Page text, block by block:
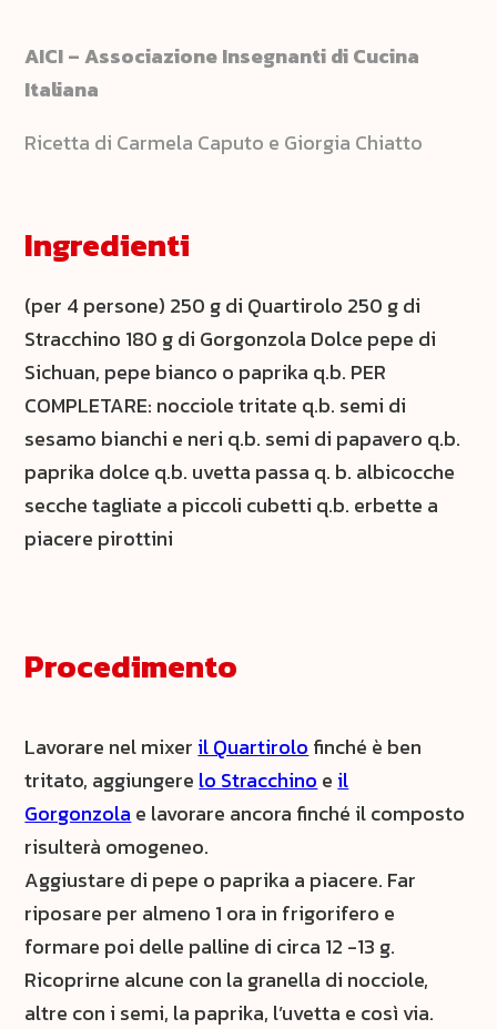
AICI – Associazione Insegnanti di Cucina
Italiana
Ricetta di Carmela Caputo e Giorgia Chiatto
Ingredienti
(per 4 persone) 250 g di Quartirolo 250 g di
Stracchino 180 g di Gorgonzola Dolce pepe di
Sichuan, pepe bianco o paprika q.b. PER
COMPLETARE: nocciole tritate q.b. semi di
sesamo bianchi e neri q.b. semi di papavero q.b.
paprika dolce q.b. uvetta passa q. b. albicocche
secche tagliate a piccoli cubetti q.b. erbette a
piacere pirottini
Procedimento
Lavorare nel mixer il Quartirolo finché è ben
tritato, aggiungere lo Stracchino e il
Gorgonzola e lavorare ancora finché il composto
risulterà omogeneo.
Aggiustare di pepe o paprika a piacere. Far
riposare per almeno 1 ora in frigorifero e
formare poi delle palline di circa 12 -13 g.
Ricoprirne alcune con la granella di nocciole,
altre con i semi, la paprika, l’uvetta e così via.